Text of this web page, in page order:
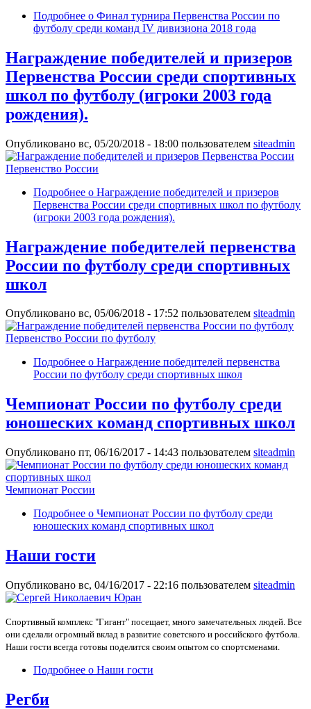
Подробнее о Финал турнира Первенства России по
футболу среди команд IV дивизиона 2018 года
Награждение победителей и призеров
Первенства России среди спортивных
школ по футболу (игроки 2003 года
рождения).
Опубликовано вс, 05/20/2018 - 18:00 пользователем siteadmin
Первенство России
Подробнее о Награждение победителей и призеров
Первенства России среди спортивных школ по футболу
(игроки 2003 года рождения).
Награждение победителей первенства
России по футболу среди спортивных
школ
Опубликовано вс, 05/06/2018 - 17:52 пользователем siteadmin
Первенство России по футболу
Подробнее о Награждение победителей первенства
России по футболу среди спортивных школ
Чемпионат России по футболу среди
юношеских команд спортивных школ
Опубликовано пт, 06/16/2017 - 14:43 пользователем siteadmin
Чемпионат России
Подробнее о Чемпионат России по футболу среди
юношеских команд спортивных школ
Наши гости
Опубликовано вс, 04/16/2017 - 22:16 пользователем siteadmin
Спортивный комплекс "Гигант" посещает, много замечательных людей. Все
они сделали огромный вклад в развитие советского и российского футбола.
Наши гости всегда готовы поделится своим опытом со спортсменами.
Подробнее о Наши гости
Регби